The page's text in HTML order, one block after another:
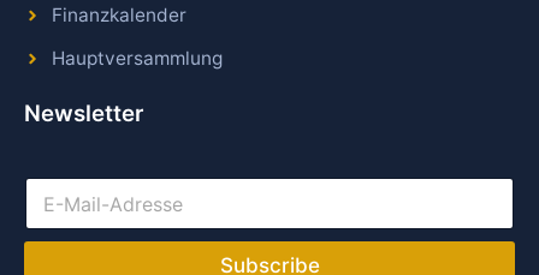
Finanzkalender
Hauptversammlung
Newsletter
E
M
Subscribe